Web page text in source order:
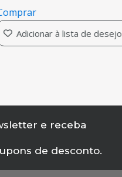
Adicionar à lista de desejos
e receba
de desconto.